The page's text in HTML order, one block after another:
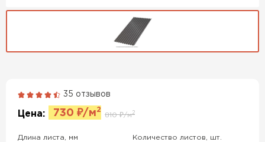
35 отзывов
Цена: 730 ₽/м2
810₽/м2
Длина листа, мм Количество листов, шт.
Гибкая черепица
ПЕРЕЙТИ